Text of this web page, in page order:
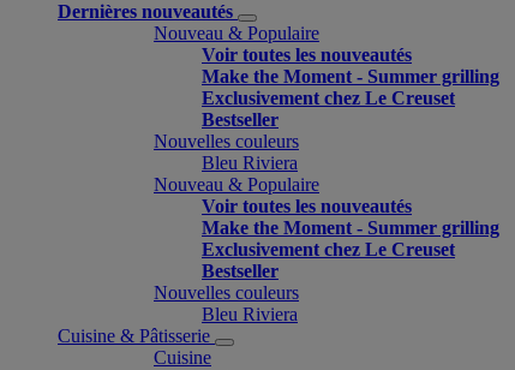
Dernières nouveautés
Nouveau & Populaire
Voir toutes les nouveautés
Make the Moment - Summer grilling
Exclusivement chez Le Creuset
Bestseller
Nouvelles couleurs
Bleu Riviera
Nouveau & Populaire
Voir toutes les nouveautés
Make the Moment - Summer grilling
Exclusivement chez Le Creuset
Bestseller
Nouvelles couleurs
Bleu Riviera
Cuisine & Pâtisserie
Cuisine